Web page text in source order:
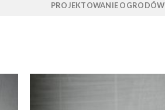
PROJEKTOWANIE OGRODÓW